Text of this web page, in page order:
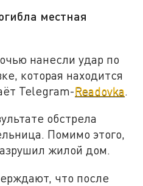
местная
нанесли удар по
которая находится
Telegram-Readovka.
обстрела
Помимо этого,
жилой дом.
что после